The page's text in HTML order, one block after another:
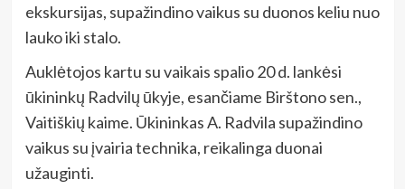
ekskursijas, supažindino vaikus su duonos keliu nuo
lauko iki stalo.
Auklėtojos kartu su vaikais spalio 20 d. lankėsi
ūkininkų Radvilų ūkyje, esančiame Birštono sen.,
Vaitiškių kaime. Ūkininkas A. Radvila supažindino
vaikus su įvairia technika, reikalinga duonai
užauginti.